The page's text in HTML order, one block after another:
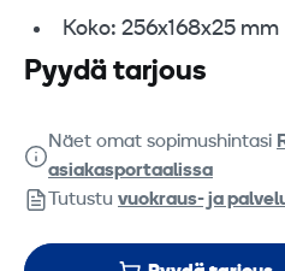
Koko: 256x168x25 mm
Pyydä tarjous
Näet omat sopimushintasi
asiakasportaalissa
Tutustu vuokraus- ja